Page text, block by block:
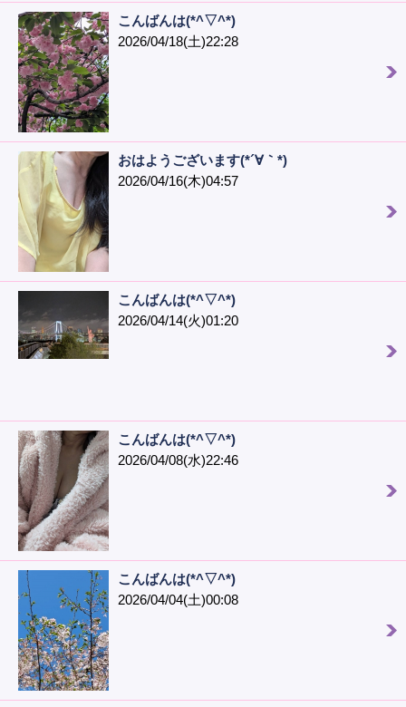
こんばんは(*^▽^*)
2026/04/18(土)22:28
おはようございます(*´∀｀*)
2026/04/16(木)04:57
こんばんは(*^▽^*)
2026/04/14(火)01:20
こんばんは(*^▽^*)
2026/04/08(水)22:46
こんばんは(*^▽^*)
2026/04/04(土)00:08